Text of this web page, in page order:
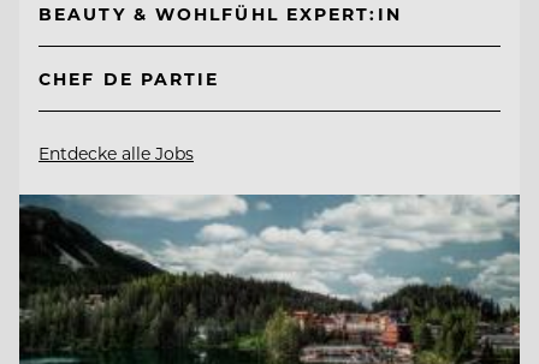
BEAUTY & WOHLFÜHL EXPERT:IN
CHEF DE PARTIE
Entdecke alle Jobs